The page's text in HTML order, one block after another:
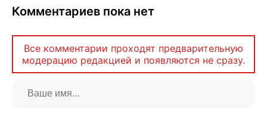
Комментариев пока нет
Все комментарии проходят предварительную
модерацию редакцией и появляются не сразу.